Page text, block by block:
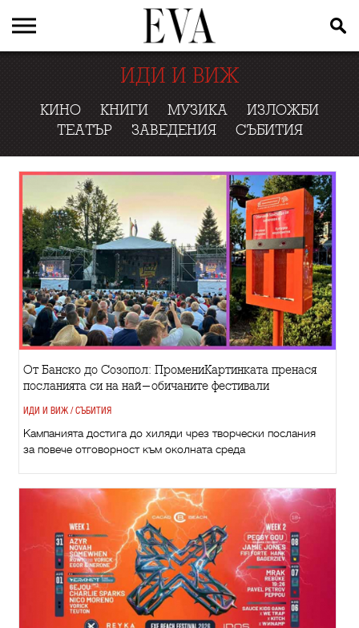
ИДИ И ВИЖ
КИНО КНИГИ МУЗИКА
ИЗЛОЖБИ
ТЕАТЪР
ЗАВЕДЕНИЯ СЪБИТИЯ
От Банско до Созопол: ПромениКартинката пренася
посланията си на най-обичаните фестивали
ИДИ И ВИЖ / СЪБИТИЯ
Кампанията достига до хиляди чрез творчески послания
за повече отговорност към околната среда